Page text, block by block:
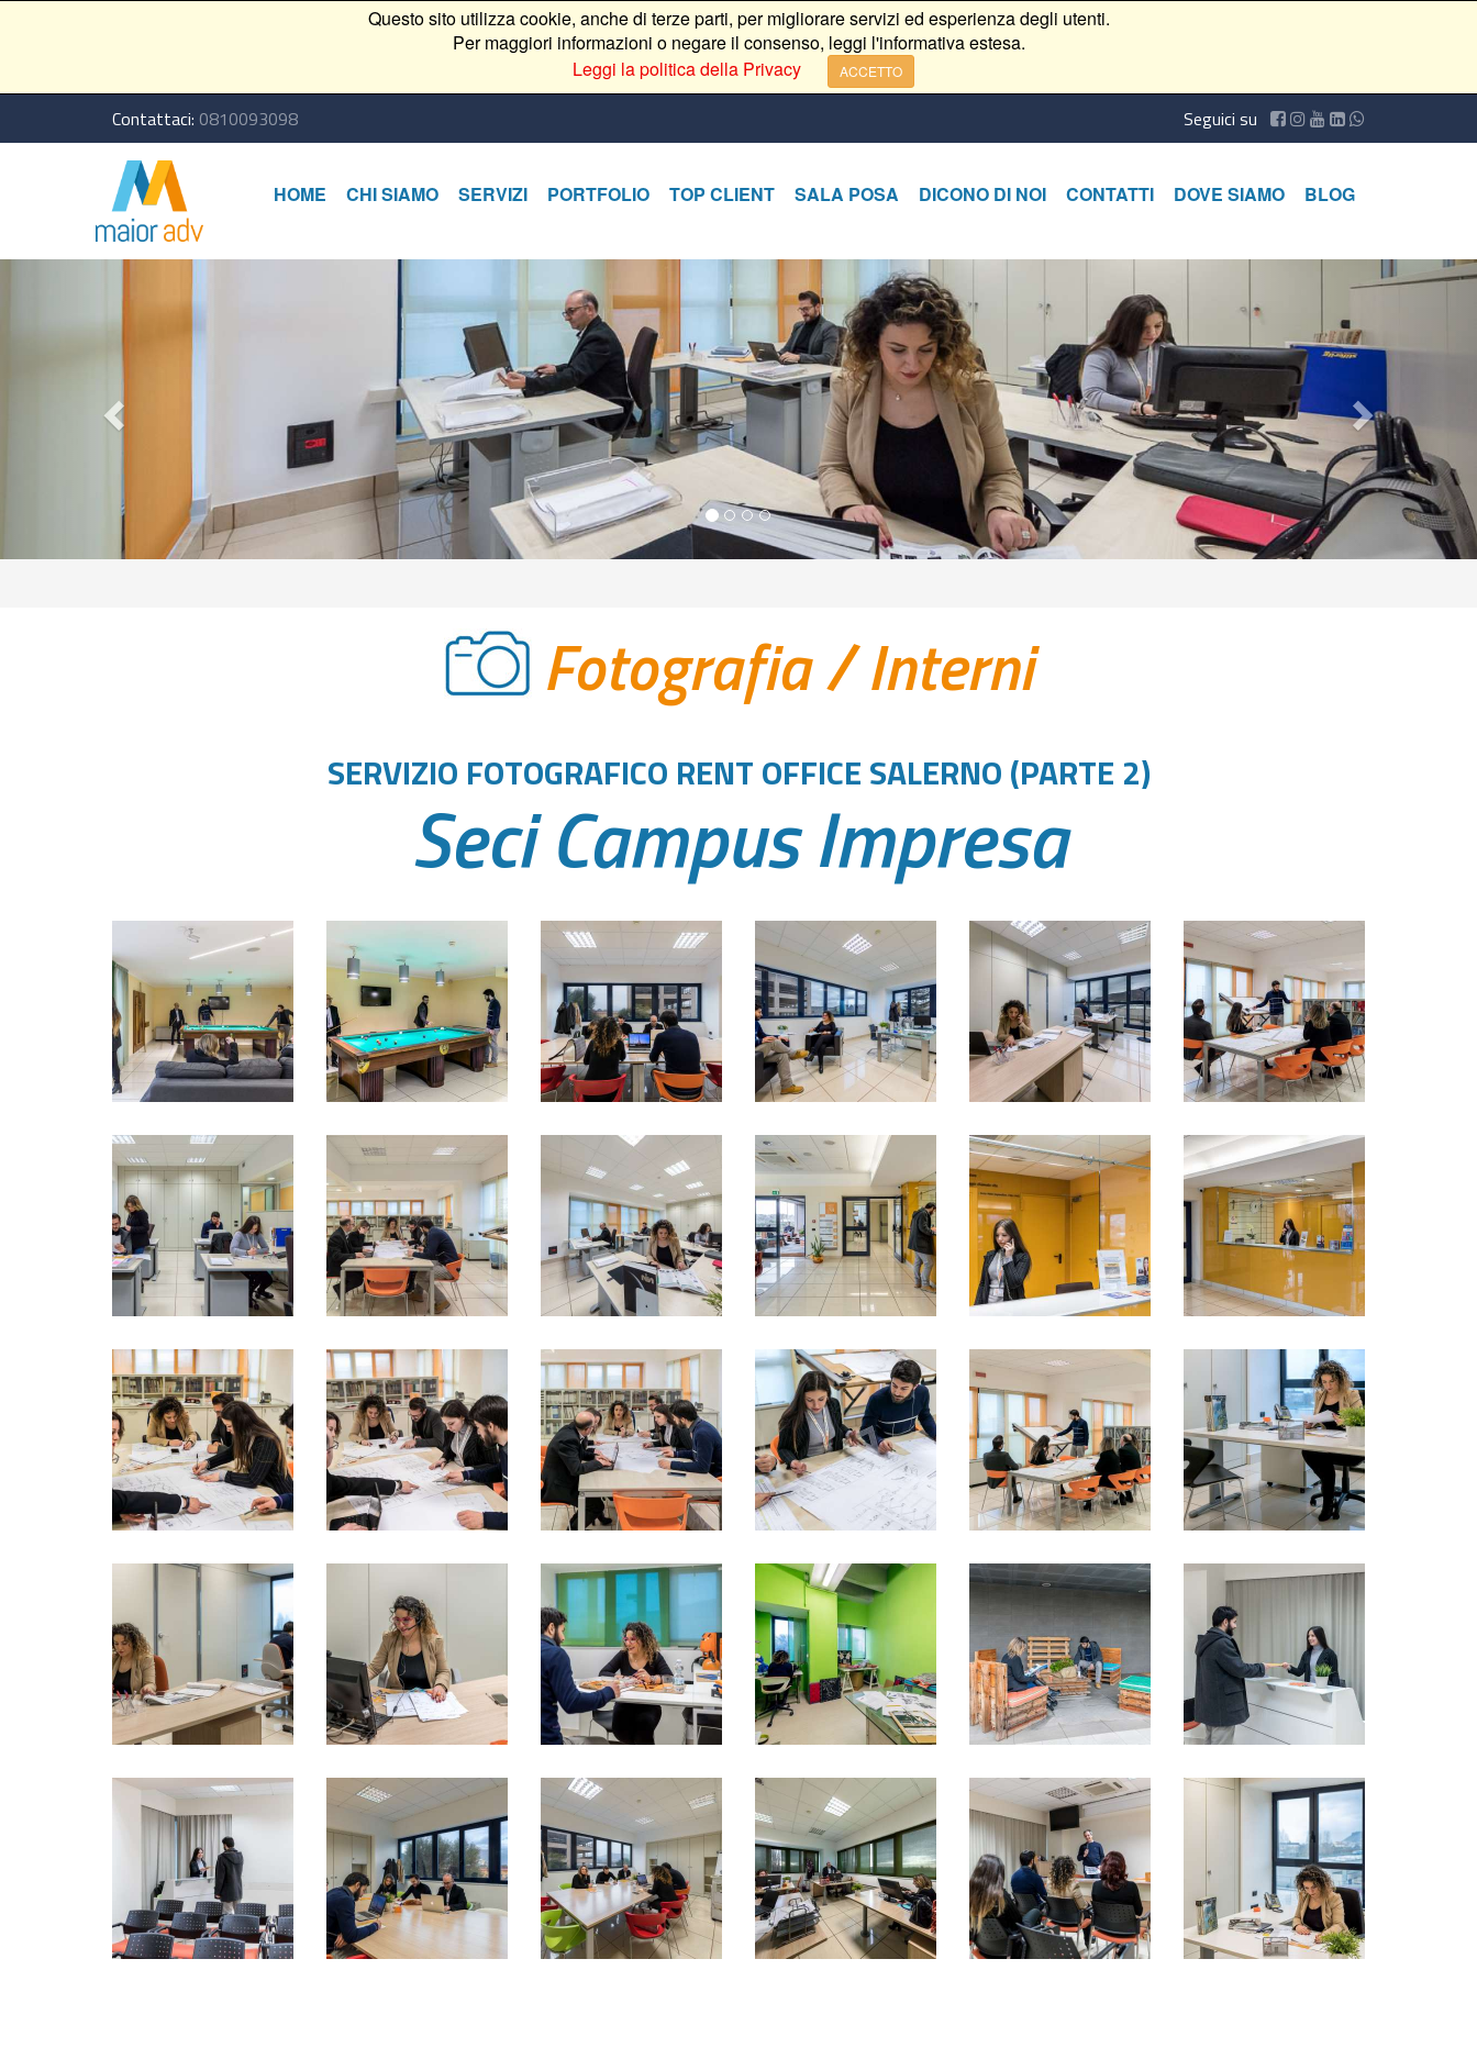
Questo sito utilizza cookie, anche di terze parti, per migliorare servizi ed esperienza degli utenti.
Per maggiori informazioni o negare il consenso, leggi l'informativa estesa.
Leggi la politica della Privacy
ACCETTO
Contattaci: 0810093098 Seguici su
HOME CHI SIAMO SERVIZI PORTFOLIO TOP CLIENT SALA POSA DICONO DI NOI CONTATTI DOVE SIAMO BLOG
Fotografia/Interni
SERVIZIO FOTOGRAFICO RENT OFFICE SALERNO (PARTE 2)
Seci Campus Impresa